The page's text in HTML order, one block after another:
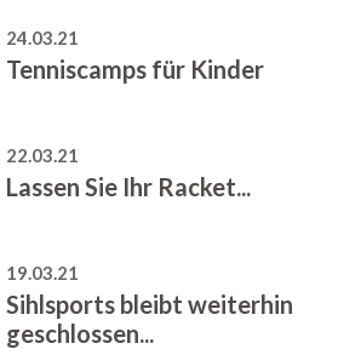
24.03.21
Tenniscamps für Kinder
22.03.21
Lassen Sie Ihr Racket...
19.03.21
Sihlsports bleibt weiterhin
geschlossen...